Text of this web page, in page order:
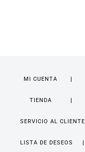
MI CUENTA
TIENDA
SERVICIO AL CLIENTE
LISTA DE DESEOS